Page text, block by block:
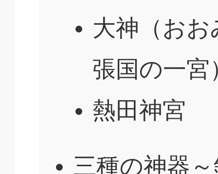
大神（お
張国の一宮
熱田神宮
三種の神器